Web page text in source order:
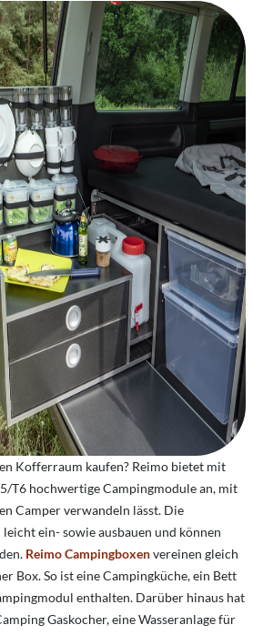
Kofferraum kaufen? Reimo bietet mit
T6 hochwertige Campingmodule an, mit
Camper verwandeln lässt. Die
ein- sowie ausbauen und können
Reimo Campingboxenvereinen gleich
Box. So ist eine Campingküche, ein Bett
enthalten. Darüber hinaus hat
Gaskocher, eine Wasseranlage für